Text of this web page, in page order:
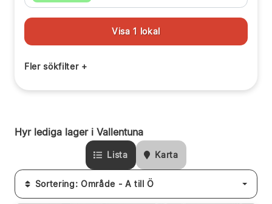
Hyr lediga lager i Vallentuna
Lista Karta
Sortering: Område - A till Ö